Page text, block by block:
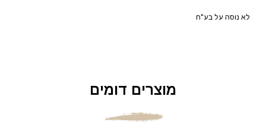
לא נוסה על בע"ח
מוצרים דומים